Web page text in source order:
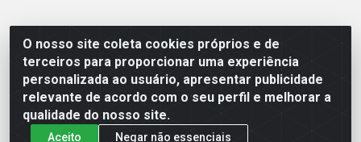
O nosso site coleta cookies próprios e de
terceiros para proporcionar uma experiência
personalizada ao usuário, apresentar publicidade
relevante de acordo com o seu perfil e melhorar a
qualidade do nosso site.
Aceito Negar não essenciais
Abreu & Silva - Rua Padre Jose de Souza Leite, 265 -
Ariado, Olho D'Água das Flores/AL - CEP 57.442-000 -
CNPJ 04.790.656/0001-06